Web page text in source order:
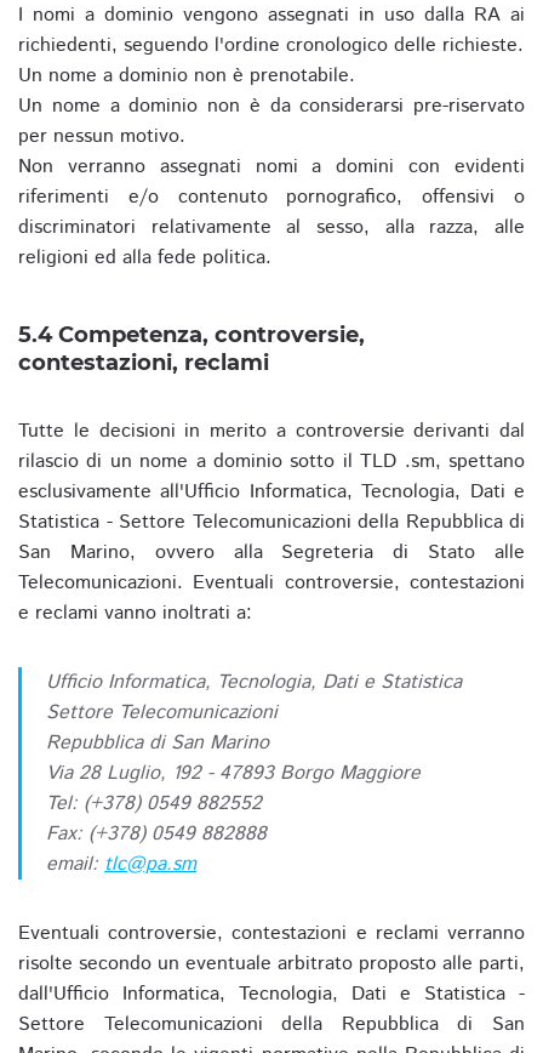
I nomi a dominio vengono assegnati in uso dalla RA ai
richiedenti, seguendo l'ordine cronologico delle richieste.
Un nome a dominio non è prenotabile.
Un nome a dominio non è da considerarsi pre-riservato
per nessun motivo.
Non verranno assegnati nomi a domini con evidenti
riferimenti e/o contenuto pornografico, offensivi o
discriminatori relativamente al sesso, alla razza, alle
religioni ed alla fede politica.
5.4 Competenza, controversie,
contestazioni, reclami
Tutte le decisioni in merito a controversie derivanti dal
rilascio di un nome a dominio sotto il TLD .sm, spettano
esclusivamente all'Ufficio Informatica, Tecnologia, Dati e
Statistica - Settore Telecomunicazioni della Repubblica di
San Marino, ovvero alla Segreteria di Stato alle
Telecomunicazioni. Eventuali controversie, contestazioni
e reclami vanno inoltrati a:
Ufficio Informatica, Tecnologia, Dati e Statistica
Settore Telecomunicazioni
Repubblica di San Marino
Via 28 Luglio, 192 - 47893 Borgo Maggiore
Tel: (+378) 0549 882552
Fax: (+378) 0549 882888
email: tlc@pa.sm
Eventuali controversie, contestazioni e reclami verranno
risolte secondo un eventuale arbitrato proposto alle parti,
dall'Ufficio Informatica, Tecnologia, Dati e Statistica -
Settore Telecomunicazioni della Repubblica di San